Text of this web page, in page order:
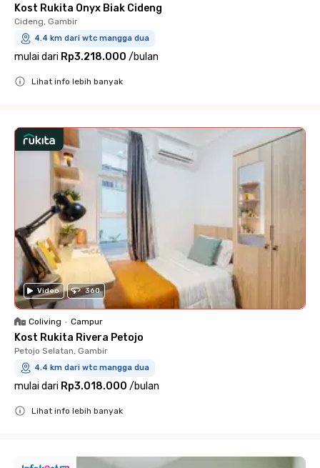
Kost Rukita Onyx Biak Cideng
Cideng, Gambir
4.4 km dari wtc mangga dua
mulai dari Rp3.218.000 /bulan
Lihat info lebih banyak
Video 360
Coliving • Campur
Kost Rukita Rivera Petojo
Petojo Selatan, Gambir
4.4 km dari wtc mangga dua
mulai dari Rp3.018.000 /bulan
Lihat info lebih banyak